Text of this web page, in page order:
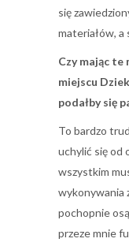
się
materiałów, a
Czy mając te
miejscu
podałby się
To bardzo
uchylić się od
wszystkim
wykonywania
pochopnie
przeze mnie